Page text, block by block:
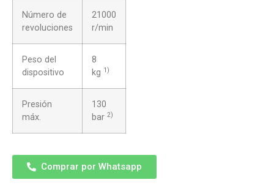
Número de
revoluciones
21000
r/min
Peso del
dispositivo
8
kg 1)
Presión
máx.
130
bar 2)
Comprar por Whatsapp